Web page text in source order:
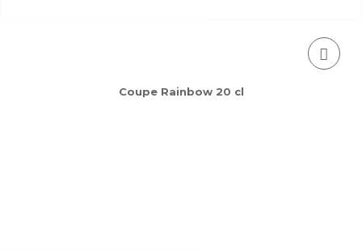
Coupe Rainbow 20 cl